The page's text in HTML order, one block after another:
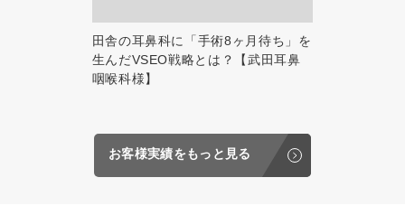
田舎の耳鼻科に「手術8ヶ月待ち」を
生んだVSEO戦略とは？【武田耳鼻
咽喉科様】
お客様実績をもっと見る